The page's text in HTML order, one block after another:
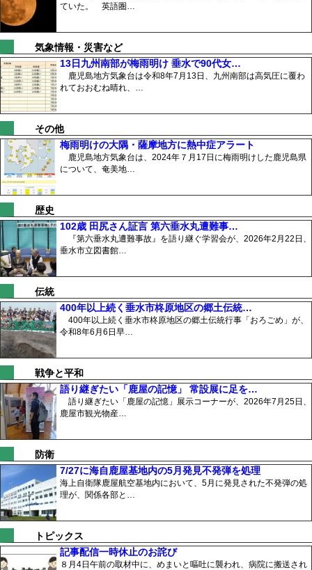
ていた。 英語圏…
気象情報・災害など
13日九州南部が梅雨明け 垂水で90代女…
鹿児島地方気象台は令和8年7月13日、九州南部は高気圧に覆わ
れておおむね晴れ、…
その他
梅雨明けの大隅・薩摩地方に熱中症アラート
鹿児島地方気象台は、2024年７月17日に梅雨明けした鹿児島県
について、奄美地…
歴史
102歳 田尻さん証言 第六垂水丸遭難事…
『第六垂水丸遭難事故』を語り継ぐ学習会が、2026年2月22日、
垂水市立図書館…
伝統
400年以上続く垂水市柊原地区の郷土伝統…
400年以上続く垂水市柊原地区の郷土伝統行事「おろごめ」が、
令和8年6月6日早…
戦争と平和
語り継ぎたい「鹿屋の記憶」 常設展に足を…
語り継ぎたい「鹿屋の記憶」展示コーナーが、2026年7月25日、
鹿屋市観光物産…
防衛
7/27に海自鹿屋基地内の5月発見不発弾を処理
海上自衛隊鹿屋航空基地内において、5月に発見された不発弾の処
理が、関係各部と…
トピックス
記事配信一時休止のお詫び
８月4日午前の取材中に、めまいと嘔吐に襲われ、病院に搬送され